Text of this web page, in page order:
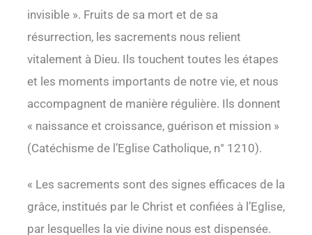
invisible ». Fruits de sa mort et de sa
résurrection, les sacrements nous relient
vitalement à Dieu. Ils touchent toutes les étapes
et les moments importants de notre vie, et nous
accompagnent de manière régulière. Ils donnent
« naissance et croissance, guérison et mission »
(Catéchisme de l’Eglise Catholique, n° 1210).
« Les sacrements sont des signes efficaces de la
grâce, institués par le Christ et confiées à l’Eglise,
par lesquelles la vie divine nous est dispensée.